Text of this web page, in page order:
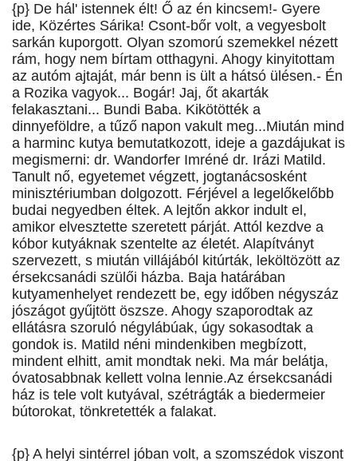
{p} De hál' istennek élt! Ő az én kincsem!- Gyere
ide, Közértes Sárika! Csont-bőr volt, a vegyesbolt
sarkán kuporgott. Olyan szomorú szemekkel nézett
rám, hogy nem bírtam otthagyni. Ahogy kinyitottam
az autóm ajtaját, már benn is ült a hátsó ülésen.- Én
a Rozika vagyok... Bogár! Jaj, őt akarták
felakasztani... Bundi Baba. Kikötötték a
dinnyeföldre, a tűző napon vakult meg...Miután mind
a harminc kutya bemutatkozott, ideje a gazdájukat is
megismerni: dr. Wandorfer Imréné dr. Irázi Matild.
Tanult nő, egyetemet végzett, jogtanácsosként
minisztériumban dolgozott. Férjével a legelőkelőbb
budai negyedben éltek. A lejtőn akkor indult el,
amikor elvesztette szeretett párját. Attól kezdve a
kóbor kutyáknak szentelte az életét. Alapítványt
szervezett, s miután villájából kitúrták, leköltözött az
érsekcsanádi szülői házba. Baja határában
kutyamenhelyet rendezett be, egy időben négyszáz
jószágot gyűjtött öszsze. Ahogy szaporodtak az
ellátásra szoruló négylábúak, úgy sokasodtak a
gondok is. Matild néni mindenkiben megbízott,
mindent elhitt, amit mondtak neki. Ma már belátja,
óvatosabbnak kellett volna lennie.Az érsekcsanádi
ház is tele volt kutyával, szétrágták a biedermeier
bútorokat, tönkretették a falakat.
{p} A helyi sintérrel jóban volt, a szomszédok viszont